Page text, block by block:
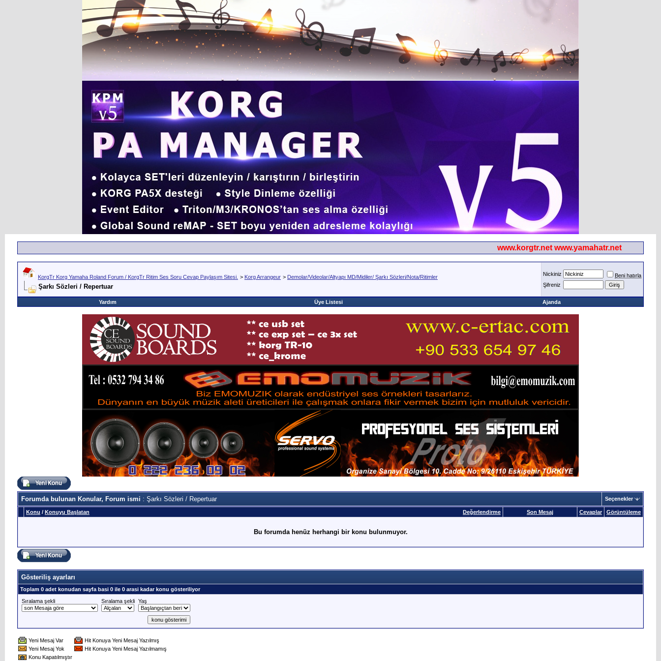
www.korgtr.net www.yamahatr.net
KorgTr Korg Yamaha Roland Forum / KorgTr Ritim Ses Soru Cevap Paylaşım Sitesi. > Korg Arrangeur > Demolar/Videolar/Altyapı MD/Midiler/ Şarkı Sözleri/Nota/Ritimler
Şarkı Sözleri / Repertuar
Nickiniz
Beni hatırla
Şifreniz
Yardım Üye Listesi Ajanda
Forumda bulunan Konular, Forum ismi : Şarkı Sözleri / Repertuar Seçenekler
Değerlendirme
Konu / Konuyu Başlatan Son Mesaj Cevaplar Görüntüleme
Bu forumda henüz herhangi bir konu bulunmuyor.
Gösteriliş ayarları
Toplam 0 adet konudan sayfa basi 0 ile 0 arasi kadar konu gösteriliyor
Sıralama şekli
Sıralama şekli Yaş
Yeni Mesaj Var
Hit Konuya Yeni Mesaj Yazılmış
Yeni Mesaj Yok
Hit Konuya Yeni Mesaj Yazılmamış
Konu Kapatılmıştır